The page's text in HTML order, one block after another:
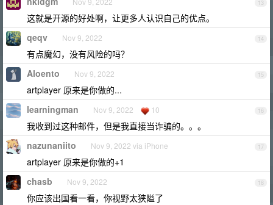
13
这就是开源的好处啊，让更多人认识自己的优点。
14
qeqv Nov 9, 2022
有点魔幻，没有风险的吗？
15
Aloento Nov 9, 2022
artplayer 原来是你做的...
16
learningman Nov 9, 2022 10
我收到过这种邮件，但是我直接当诈骗的。。。
17
nazunaniito Nov 9, 2022 via iPhone
artplayer 原来是你做的+1
18
chasb Nov 9, 2022
你应该出国看一看，你视野太狭隘了